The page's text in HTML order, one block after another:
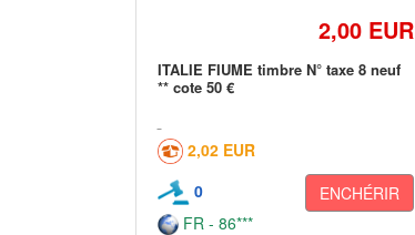
2,00 EUR
ITALIE FIUME timbre N° taxe 8 neuf
** cote 50 €
2,02 EUR
0
ENCHÉRIR
FR - 86***